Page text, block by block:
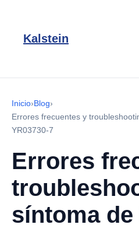
Kalstein
Inicio›Blog›
Errores frecuentes y
YR03730-7
Errores
síntoma